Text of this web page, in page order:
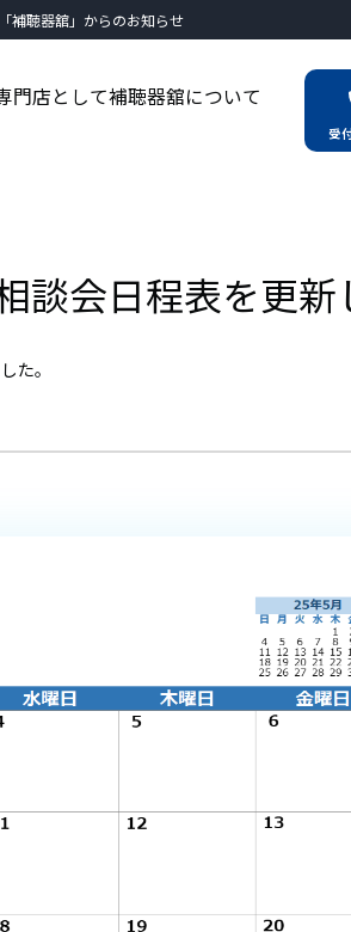
補聴器舘」からのお知らせ
門店として補聴器舘について
受
会日程表を更新
た。